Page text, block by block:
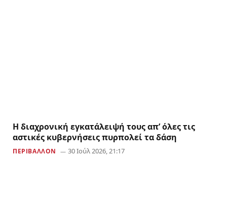
Η διαχρονική εγκατάλειψή τους απ’ όλες τις
αστικές κυβερνήσεις πυρπολεί τα δάση
ΠΕΡΙΒΑΛΛΟΝ 30 Ιούλ 2026, 21:17